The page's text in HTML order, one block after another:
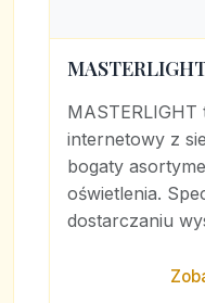
internetowy z
bogaty
oświetlenia.
dostarczaniu